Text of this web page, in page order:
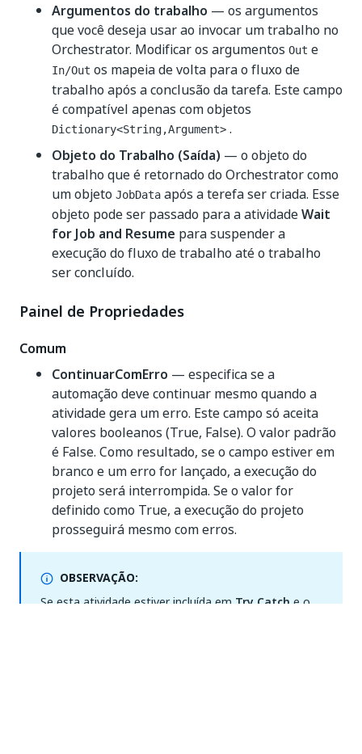
Argumentos do trabalho — os argumentos
que você deseja usar ao invocar um trabalho no
Orchestrator. Modificar os argumentos Out e
In/Out os mapeia de volta para o fluxo de
trabalho após a conclusão da tarefa. Este campo
é compatível apenas com objetos
Dictionary<String,Argument> .
Objeto do Trabalho (Saída) — o objeto do
trabalho que é retornado do Orchestrator como
um objeto JobData após a terefa ser criada. Esse
objeto pode ser passado para a atividadeWait
for Job and Resume para suspender a
execução do fluxo de trabalho até o trabalho
ser concluído.
Painel de Propriedades
Comum
ContinuarComErro — especifica se a
automação deve continuar mesmo quando a
atividade gera um erro. Este campo só aceita
valores booleanos (True, False). O valor padrão
é False. Como resultado, se o campo estiver em
branco e um erro for lançado, a execução do
projeto será interrompida. Se o valor for
definido como True, a execução do projeto
prosseguirá mesmo com erros.
OBSERVAÇÃO:
Se esta atividade estiver incluída emTry Catche o